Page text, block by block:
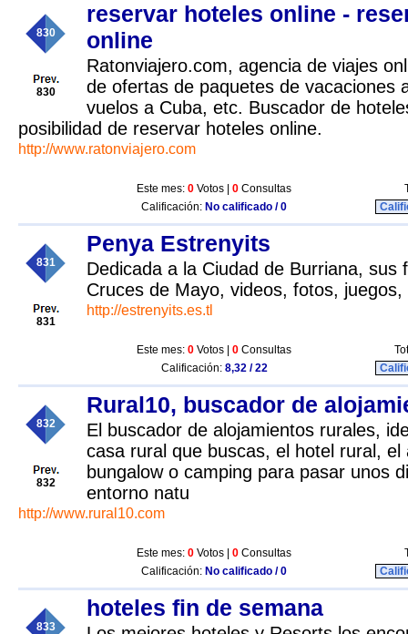
830
830
reservar hoteles online -
online
Ratonviajero.com, agencia de viajes
de ofertas de paquetes de vacaciones
vuelos a Cuba, etc. Buscador de
posibilidad de reservar hoteles online.
http://www.ratonviajero.com
Este mes: 0 Votos | 0 Consultas
Calificación: No calificado / 0
831
831
Penya Estrenyits
Dedicada a la Ciudad de Burriana, sus
Cruces de Mayo, videos, fotos,
http://estrenyits.es.tl
Este mes: 0 Votos | 0 Consultas
Calificación: 8,32 / 22
832
832
Rural10, buscador de
El buscador de alojamientos rurales,
casa rural que buscas, el hotel rural,
bungalow o camping para pasar unos
entorno natu
http://www.rural10.com
Este mes: 0 Votos | 0 Consultas
Calificación: No calificado / 0
833
hoteles fin de semana